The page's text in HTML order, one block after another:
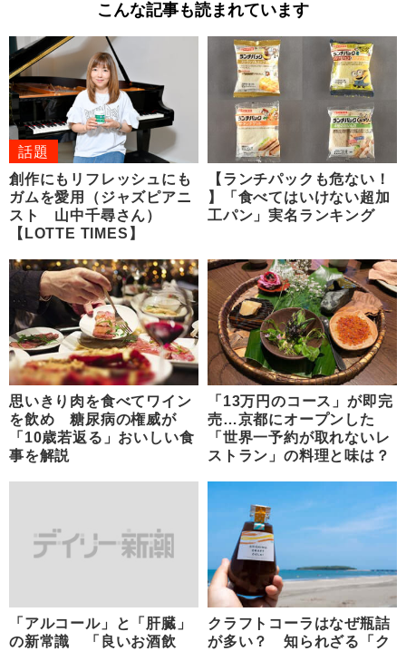
こんな記事も読まれています
話題
創作にもリフレッシュにも
ガムを愛用（ジャズピアニ
スト 山中千尋さん）
【LOTTE TIMES】
【ランチパックも危ない！
】「食べてはいけない超加
工パン」実名ランキング
思いきり肉を食べてワイン
を飲め 糖尿病の権威が
「10歳若返る」おいしい食
事を解説
「13万円のコース」が即完
売…京都にオープンした
「世界一予約が取れないレ
ストラン」の料理と味は？
「アルコール」と「肝臓」
の新常識 「良いお酒飲
クラフトコーラはなぜ瓶詰
が多い？ 知られざる「ク